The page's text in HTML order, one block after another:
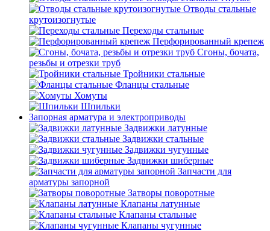
Отводы стальные
крутоизогнутые
Переходы стальные
Перфорированный крепеж
Сгоны, бочата,
резьбы и отрезки труб
Тройники стальные
Фланцы стальные
Хомуты
Шпильки
Запорная арматура и электроприводы
Задвижки латунные
Задвижки стальные
Задвижки чугунные
Задвижки шиберные
Запчасти для
арматуры запорной
Затворы поворотные
Клапаны латунные
Клапаны стальные
Клапаны чугунные